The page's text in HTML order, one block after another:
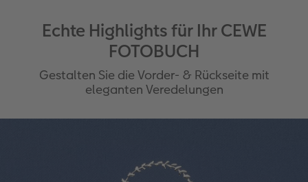
Echte Highlights für Ihr CEWE
FOTOBUCH
Gestalten Sie die Vorder- & Rückseite mit
eleganten Veredelungen